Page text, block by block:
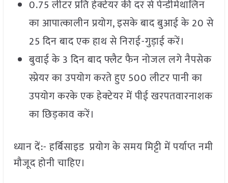
0.75 लीटर प्रति हेक्टेयर की दर से पेन्डीमेथालिन
का आपात्कालीन प्रयोग, इसके बाद बुआई के 20 से
25 दिन बाद एक हाथ से निराई-गुड़ाई करें।
बुवाई के 3 दिन बाद फ्लैट फैन नोजल लगे नैपसेक
स्प्रेयर का उपयोग करते हुए 500 लीटर पानी का
उपयोग करके एक हेक्टेयर में पीई खरपतवारनाशक
का छिड़काव करें।
ध्यान दें:- हर्बिसाइड प्रयोग के समय मिट्टी में पर्याप्त नमी
मौजूद होनी चाहिए।